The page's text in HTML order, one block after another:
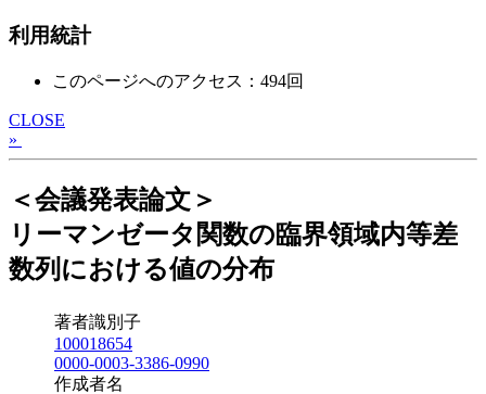
利用統計
このページへのアクセス：494回
CLOSE
»
＜会議発表論文＞
リーマンゼータ関数の臨界領域内等差
数列における値の分布
著者識別子
100018654
0000-0003-3386-0990
作成者名